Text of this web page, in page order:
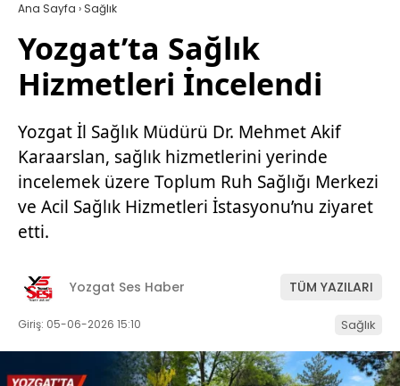
Ana Sayfa › Sağlık
Yozgat’ta Sağlık
Hizmetleri İncelendi
Yozgat İl Sağlık Müdürü Dr. Mehmet Akif
Karaarslan, sağlık hizmetlerini yerinde
incelemek üzere Toplum Ruh Sağlığı Merkezi
ve Acil Sağlık Hizmetleri İstasyonu’nu ziyaret
etti.
Yozgat Ses Haber TÜM YAZILARI
Giriş: 05-06-2026 15:10 Sağlık